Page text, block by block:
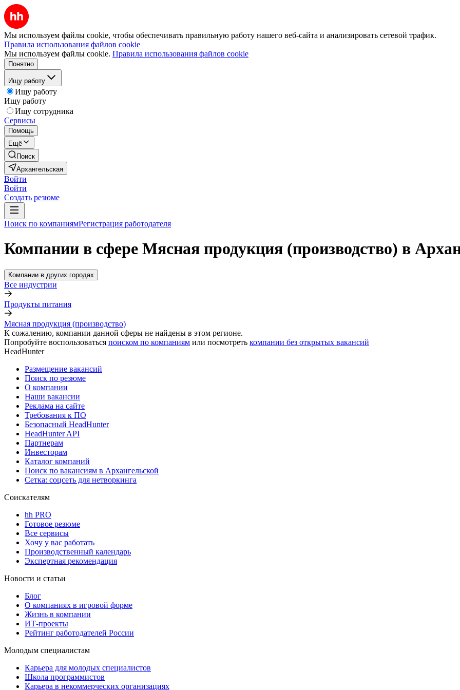
Мы используем файлы cookie, чтобы обеспечивать правильную работу нашего веб-сайта и анализировать сетевой трафик.
Правила использования файлов cookie
Мы используем файлы cookie. Правила использования файлов cookie
Понятно
Ищу работу
Ищу работу
Ищу работу
Ищу сотрудника
Сервисы
Помощь
Ещё
Поиск
Архангельская
Войти
Войти
Создать резюме
Поиск по компаниямРегистрация работодателя
Компании в сфере Мясная продукция (производство) в
Компании в других городах
Все индустрии
Продукты питания
Мясная продукция (производство)
К сожалению, компании данной сферы не найдены в этом регионе.
Попробуйте воспользоваться поиском по компаниям или посмотреть компании без открытых вакансий
HeadHunter
Размещение вакансий
Поиск по резюме
О компании
Наши вакансии
Реклама на сайте
Требования к ПО
Безопасный HeadHunter
HeadHunter API
Партнерам
Инвесторам
Каталог компаний
Поиск по вакансиям в Архангельской
Сетка: соцсеть для нетворкинга
Соискателям
hh PRO
Готовое резюме
Все сервисы
Хочу у вас работать
Производственный календарь
Экспертная рекомендация
Новости и статьи
Блог
О компаниях в игровой форме
Жизнь в компании
ИТ-проекты
Рейтинг работодателей России
Молодым специалистам
Карьера для молодых специалистов
Школа программистов
Карьера в некоммерческих организациях